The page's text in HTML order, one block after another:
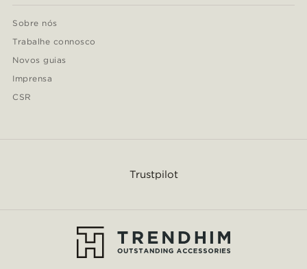
Sobre nós
Trabalhe connosco
Novos guias
Imprensa
CSR
Trustpilot